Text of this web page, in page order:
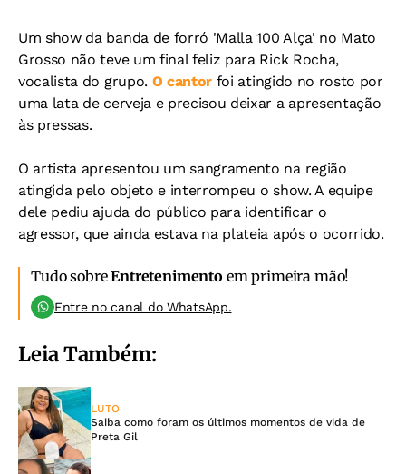
Um show da banda de forró 'Malla 100 Alça' no Mato
Grosso não teve um final feliz para Rick Rocha,
vocalista do grupo. O cantor foi atingido no rosto por
uma lata de cerveja e precisou deixar a apresentação
às pressas.
O artista apresentou um sangramento na região
atingida pelo objeto e interrompeu o show. A equipe
dele pediu ajuda do público para identificar o
agressor, que ainda estava na plateia após o ocorrido.
Tudo sobreEntretenimento em primeira mão!
Entre no canal do WhatsApp.
Leia Também:
LUTO
Saiba como foram os últimos momentos de vida de
Preta Gil